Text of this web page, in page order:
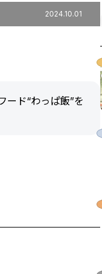
2024.10.01
ード“わっぱ飯”を